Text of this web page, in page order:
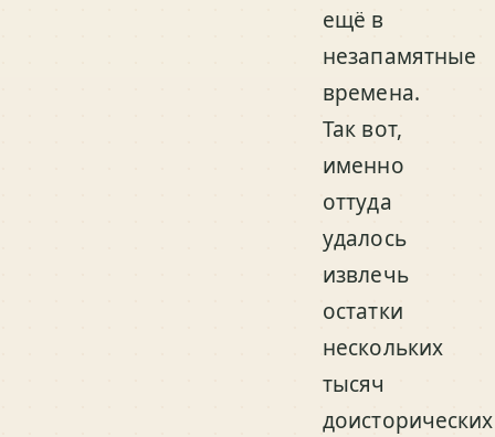
ещё в
незапамятные
времена.
Так вот,
именно
оттуда
удалось
извлечь
остатки
нескольких
тысяч
доисторических